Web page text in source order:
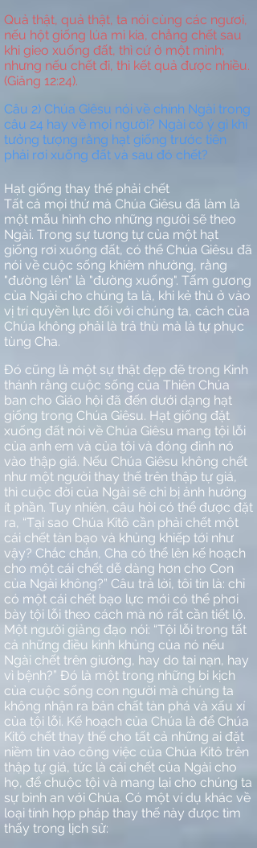
Quả thật, quả thật, ta nói cùng các ngươi,
nếu hột giống lúa mì kia, chẳng chết sau
khi gieo xuống đất, thì cứ ở một mình;
nhưng nếu chết đi, thì kết quả được nhiều.
(Giăng 12:24).
Câu 2) Chúa Giêsu nói về chính Ngài trong
câu 24 hay về mọi người? Ngài có ý gì khi
tưởng tượng rằng hạt giống trước tiên
phải rơi xuống đất và sau đó chết?
Hạt giống thay thế phải chết
Tất cả mọi thứ mà Chúa Giêsu đã làm là
một mẫu hình cho những người sẽ theo
Ngài. Trong sự tương tự của một hạt
giống rơi xuống đất, có thể Chúa Giêsu đã
nói về cuộc sống khiêm nhường, rằng
"đường lên" là "đường xuống". Tấm gương
của Ngài cho chúng ta là, khi kẻ thù ở vào
vị trí quyền lực đối với chúng ta, cách của
Chúa không phải là trả thù mà là tự phục
tùng Cha.
Đó cũng là một sự thật đẹp đẽ trong Kinh
thánh rằng cuộc sống của Thiên Chúa
ban cho Giáo hội đã đến dưới dạng hạt
giống trong Chúa Giêsu. Hạt giống đặt
xuống đất nói về Chúa Giêsu mang tội lỗi
của anh em và của tôi và đóng đinh nó
vào thập giá. Nếu Chúa Giêsu không chết
như một người thay thế trên thập tự giá,
thì cuộc đời của Ngài sẽ chỉ bị ảnh hưởng
ít phần. Tuy nhiên, câu hỏi có thể được đặt
ra, “Tại sao Chúa Kitô cần phải chết một
cái chết tàn bạo và khủng khiếp tới như
vậy? Chắc chắn, Cha có thể lên kế hoạch
cho một cái chết dễ dàng hơn cho Con
của Ngài không?” Câu trả lời, tôi tin là: chỉ
có một cái chết bạo lực mới có thể phơi
bày tội lỗi theo cách mà nó rất cần tiết lộ.
Một người giảng đạo nói: “Tội lỗi trong tất
cả những điều kinh khủng của nó nếu
Ngài chết trên giường, hay do tai nạn, hay
vì bệnh?” Đó là một trong những bi kịch
của cuộc sống con người mà chúng ta
không nhận ra bản chất tàn phá và xấu xí
của tội lỗi. Kế hoạch của Chúa là để Chúa
Kitô chết thay thế cho tất cả những ai đặt
niềm tin vào công việc của Chúa Kitô trên
thập tự giá, tức là cái chết của Ngài cho
họ, để chuộc tội và mang lại cho chúng ta
sự bình an với Chúa. Có một ví dụ khác về
loại tính hợp pháp thay thế này được tìm
thấy trong lịch sử: